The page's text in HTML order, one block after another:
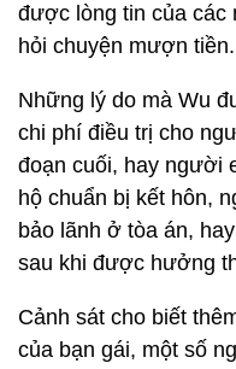
được lòng tin của các
hỏi chuyện mượn tiền.
Những lý do mà Wu
chi phí điều trị cho
đoạn cuối, hay người
hộ chuẩn bị kết hôn,
bảo lãnh ở tòa án,
sau khi được hưởng
Cảnh sát cho biết
của bạn gái, một số